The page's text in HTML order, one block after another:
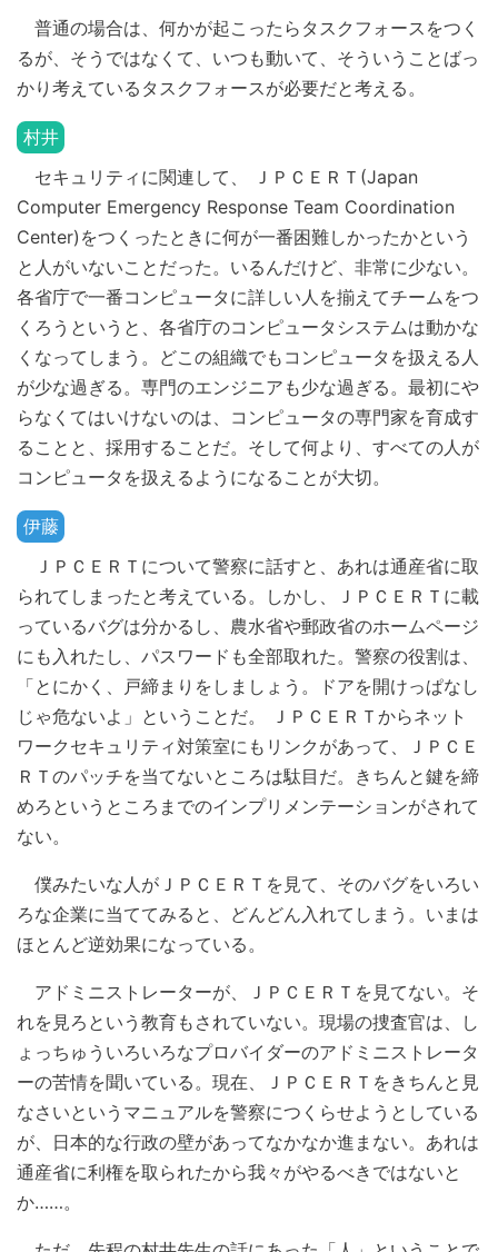
普通の場合は、何かが起こったらタスクフォースをつく
るが、そうではなくて、いつも動いて、そういうことばっ
かり考えているタスクフォースが必要だと考える。
村井
セキュリティに関連して、 ＪＰＣＥＲＴ(Japan
Computer Emergency Response Team Coordination
Center)をつくったときに何が一番困難しかったかという
と人がいないことだった。いるんだけど、非常に少ない。
各省庁で一番コンピュータに詳しい人を揃えてチームをつ
くろうというと、各省庁のコンピュータシステムは動かな
くなってしまう。どこの組織でもコンピュータを扱える人
が少な過ぎる。専門のエンジニアも少な過ぎる。最初にや
らなくてはいけないのは、コンピュータの専門家を育成す
ることと、採用することだ。そして何より、すべての人が
コンピュータを扱えるようになることが大切。
伊藤
ＪＰＣＥＲＴについて警察に話すと、あれは通産省に取
られてしまったと考えている。しかし、ＪＰＣＥＲＴに載
っているバグは分かるし、農水省や郵政省のホームページ
にも入れたし、パスワードも全部取れた。警察の役割は、
「とにかく、戸締まりをしましょう。ドアを開けっぱなし
じゃ危ないよ」ということだ。 ＪＰＣＥＲＴからネット
ワークセキュリティ対策室にもリンクがあって、ＪＰＣＥ
ＲＴのパッチを当てないところは駄目だ。きちんと鍵を締
めろというところまでのインプリメンテーションがされて
ない。
僕みたいな人がＪＰＣＥＲＴを見て、そのバグをいろい
ろな企業に当ててみると、どんどん入れてしまう。いまは
ほとんど逆効果になっている。
アドミニストレーターが、ＪＰＣＥＲＴを見てない。そ
れを見ろという教育もされていない。現場の捜査官は、し
ょっちゅういろいろなプロバイダーのアドミニストレータ
ーの苦情を聞いている。現在、ＪＰＣＥＲＴをきちんと見
なさいというマニュアルを警察につくらせようとしている
が、日本的な行政の壁があってなかなか進まない。あれは
通産省に利権を取られたから我々がやるべきではないと
か……。